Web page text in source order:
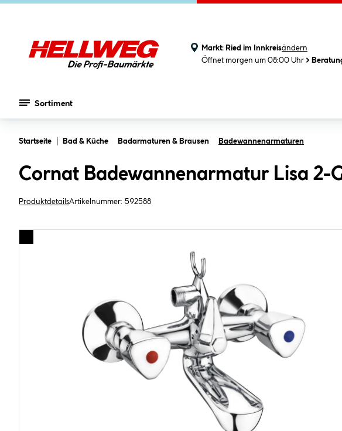
Markt: Ried im Innkreisändern
Öffnet morgen um 08:00 Uhr
Sortiment
Startseite Bad & Küche Badarmaturen & Brausen Badewannenarmaturen
Cornat Badewannenarmatur Lisa 2-
ProduktdetailsArtikelnummer: 592588